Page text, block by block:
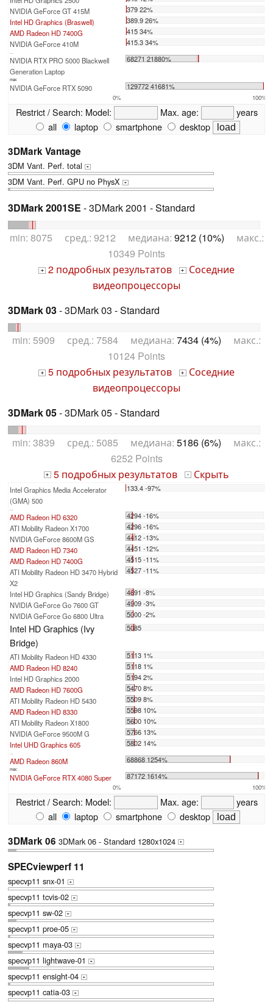
NVIDIA GeForce GT 415M
379 22%
Intel HD Graphics (Braswell)
389.9 26%
AMD Radeon HD 7400G
415 34%
NVIDIA GeForce 410M
415.3 34%
...
NVIDIA RTX PRO 5000 Blackwell
Generation Laptop
68271 21880%
max:
NVIDIA GeForce RTX 5090 129772 41681%
0% 100%
Restrict / Search: Model: Max. age:
years
all
laptop smartphone desktop
3DMark Vantage
3DM Vant. Perf. total +
3DM Vant. Perf. GPU no PhysX +
3DMark 2001SE - 3DMark 2001 - Standard
min: 8075 сред.: 9212 медиана: 9212 (10%) макс.:
10349 Points
+ 2 подробных результатов + Соседние
видеопроцессоры
3DMark 03- 3DMark 03 - Standard
min: 5909 сред.: 7584 медиана: 7434 (4%) макс.:
10124 Points
+ 5 подробных результатов + Соседние
видеопроцессоры
3DMark 05- 3DMark 05 - Standard
min: 3839 сред.: 5085 медиана: 5186 (6%) макс.:
6252 Points
+ 5 подробных результатов - Скрыть
Intel Graphics Media Accelerator
(GMA) 500
133.4 -97%
AMD Radeon HD 6320
4294 -16%
ATI Mobility Radeon X1700
4296 -16%
NVIDIA GeForce 8600M GS
4412 -13%
AMD Radeon HD 7340
4451 -12%
AMD Radeon HD 7400G
4515 -11%
ATI Mobility Radeon HD 3470 Hybrid
X2
4527 -11%
Intel HD Graphics (Sandy Bridge)
4691 -8%
NVIDIA GeForce Go 7600 GT
4909 -3%
NVIDIA GeForce Go 6800 Ultra
5000 -2%
Intel HD Graphics (Ivy
Bridge)
5085
ATI Mobility Radeon HD 4330
5113 1%
AMD Radeon HD 8240
5118 1%
Intel HD Graphics 2000
5194 2%
AMD Radeon HD 7600G
5470 8%
ATI Mobility Radeon HD 5430
5509 8%
AMD Radeon HD 8330
5598 10%
ATI Mobility Radeon X1800
5600 10%
NVIDIA GeForce 9500M G
5766 13%
Intel UHD Graphics 605
5802 14%
AMD Radeon 860M 68868 1254%
max:
NVIDIA GeForce RTX 4080 Super 87172 1614%
0% 100%
Restrict / Search: Model: Max. age:
years
all
laptop smartphone desktop
3DMark 06 3DMark 06 - Standard 1280x1024 +
SPECviewperf 11
specvp11 snx-01 +
specvp11 tcvis-02 +
specvp11 sw-02 +
specvp11 proe-05 +
specvp11 maya-03 +
specvp11 lightwave-01 +
specvp11 ensight-04 +
specvp11 catia-03 +